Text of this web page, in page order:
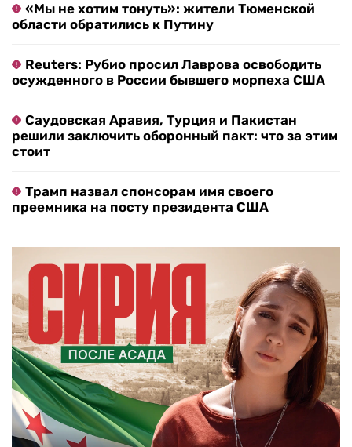
«Мы не хотим тонуть»: жители Тюменской
области обратились к Путину
Reuters: Рубио просил Лаврова освободить
осужденного в России бывшего морпеха США
Саудовская Аравия, Турция и Пакистан
решили заключить оборонный пакт: что за этим
стоит
Трамп назвал спонсорам имя своего
преемника на посту президента США